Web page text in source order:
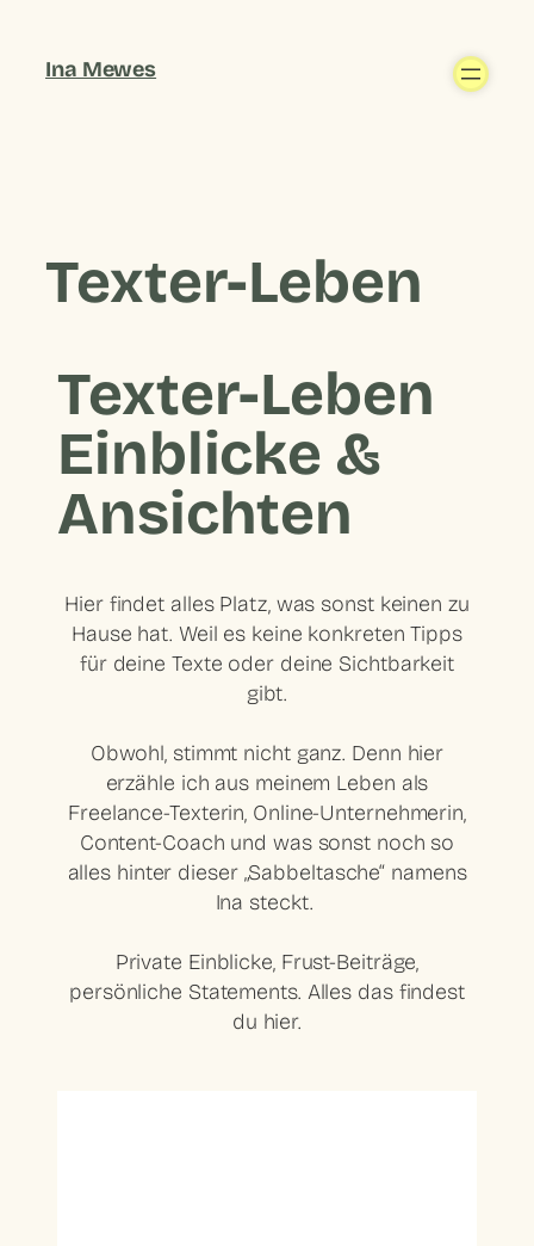
Ina Mewes
Texter-Leben
Texter-Leben
Einblicke &
Ansichten
Hier findet alles Platz, was sonst keinen zu
Hause hat. Weil es keine konkreten Tipps
für deine Texte oder deine Sichtbarkeit
gibt.
Obwohl, stimmt nicht ganz. Denn hier
erzähle ich aus meinem Leben als
Freelance-Texterin, Online-Unternehmerin,
Content-Coach und was sonst noch so
alles hinter dieser „Sabbeltasche“ namens
Ina steckt.
Private Einblicke, Frust-Beiträge,
persönliche Statements. Alles das findest
du hier.